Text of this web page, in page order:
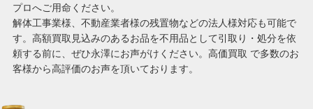
プロへご用命ください。
解体工事業様、不動産業者様の残置物などの法人様対応も可能で
す。高額買取見込みのあるお品を不用品として引取り・処分を依
頼する前に、ぜひ永澤にお声がけください。高価買取 で多数のお
客様から高評価のお声を頂いております。